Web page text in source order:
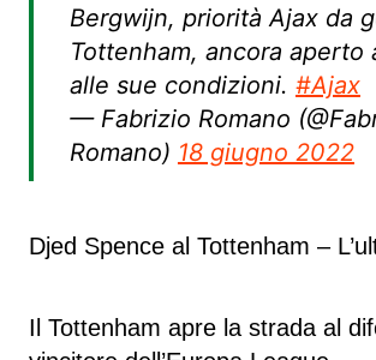
Bergwijn, priorità Ajax da
Tottenham, ancora aperto
alle sue condizioni. #Ajax
— Fabrizio Romano
Romano) 18 giugno 2022
Djed Spence al Tottenham –
Il Tottenham apre la strada al